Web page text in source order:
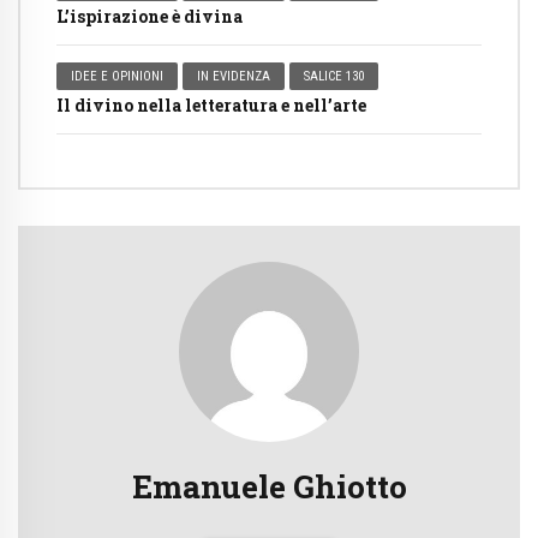
L’ispirazione è divina
IDEE E OPINIONI IN EVIDENZA SALICE 130
Il divino nella letteratura e nell’arte
Emanuele Ghiotto